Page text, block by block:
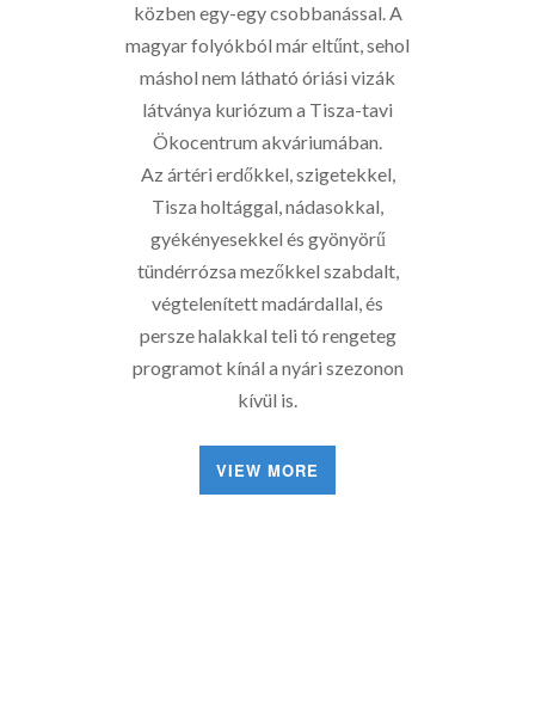
közben egy-egy csobbanással. A
magyar folyókból már eltűnt, sehol
máshol nem látható óriási vizák
látványa kuriózum a Tisza-tavi
Ökocentrum akváriumában.
Az ártéri erdőkkel, szigetekkel,
Tisza holtággal, nádasokkal,
gyékényesekkel és gyönyörű
tündérrózsa mezőkkel szabdalt,
végtelenített madárdallal, és
persze halakkal teli tó rengeteg
programot kínál a nyári szezonon
kívül is.
VIEW MORE